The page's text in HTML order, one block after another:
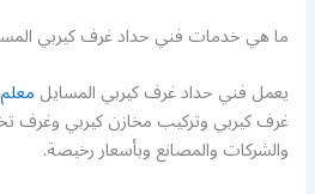
ما هي خدمات فني حداد غرف كيربي
يعمل فني حداد غرف كيربي المسايل
غرف كيربي وتركيب مخازن كيربي وغرف
والشركات والمصانع وبأسعار رخيصة.